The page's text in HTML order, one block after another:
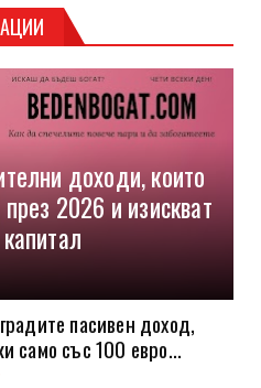
доходи, които
2026 и изискват
пасивен доход,
само със 100 евро...